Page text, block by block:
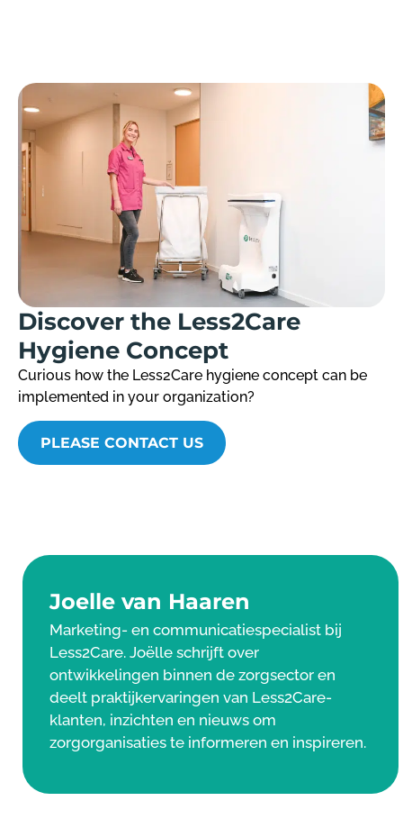
Discover the Less2Care
Hygiene Concept
Curious how the Less2Care hygiene concept can be
implemented in your organization?
PLEASE CONTACT US
Joelle van Haaren
Marketing- en communicatiespecialist bij
Less2Care. Joëlle schrijft over
ontwikkelingen binnen de zorgsector en
deelt praktijkervaringen van Less2Care-
klanten, inzichten en nieuws om
zorgorganisaties te informeren en inspireren.